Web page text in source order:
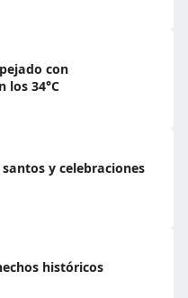
con
los 34°C
y celebraciones
históricos